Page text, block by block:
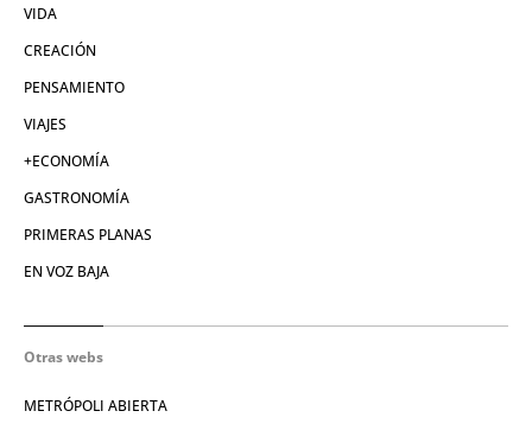
VIDA
CREACIÓN
PENSAMIENTO
VIAJES
+ECONOMÍA
GASTRONOMÍA
PRIMERAS PLANAS
EN VOZ BAJA
Otras webs
METRÓPOLI ABIERTA